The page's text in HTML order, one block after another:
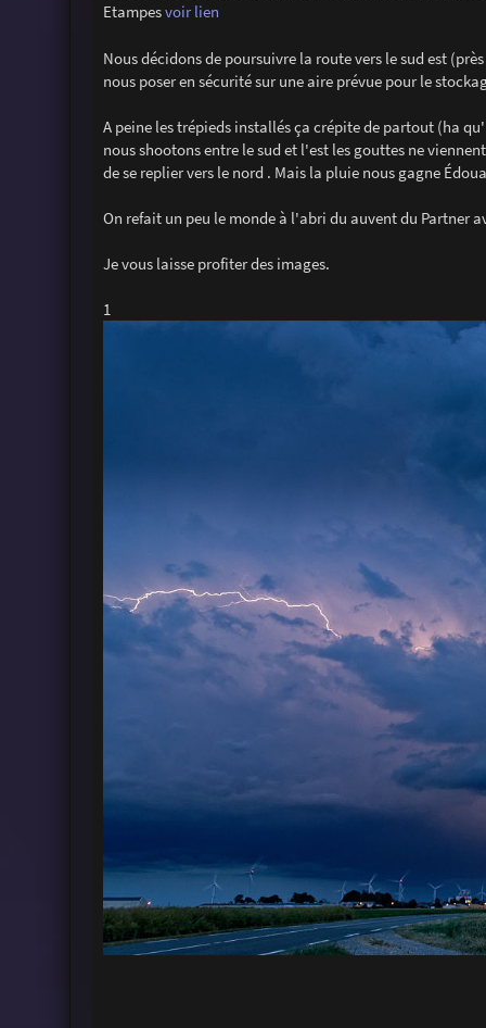
Etampesvoir lien
Nous décidons de poursuivre la route vers le sud est
nous poser en sécurité sur une aire prévue pour le
A peine les trépieds installés ça crépite de partout (ha
nous shootons entre le sud et l'est les gouttes ne
de se replier vers le nord . Mais la pluie nous gagne
On refait un peu le monde à l'abri du auvent du Partner
Je vous laisse profiter des images.
1